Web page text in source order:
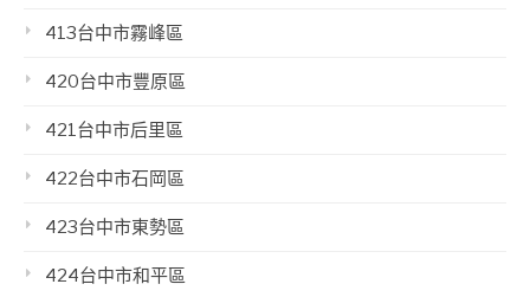
413台中市霧峰區
420台中市豐原區
421台中市后里區
422台中市石岡區
423台中市東勢區
424台中市和平區